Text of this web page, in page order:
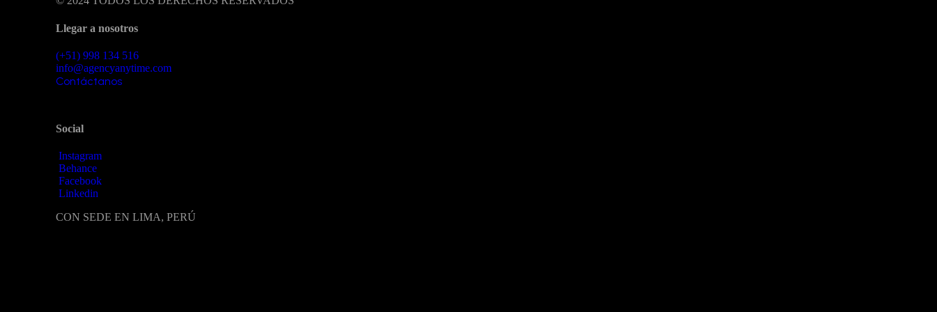
Llegar a nosotros
(+51) 998 134 516
info@agencyanytime.com
Contáctanos
Social
Instagram
Behance
Facebook
Linkedin
CON SEDE EN LIMA, PERÚ